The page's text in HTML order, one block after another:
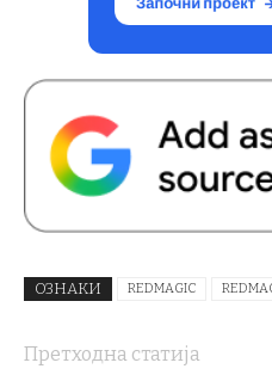
ОЗНАКИ REDMAGIC
Претходна статија